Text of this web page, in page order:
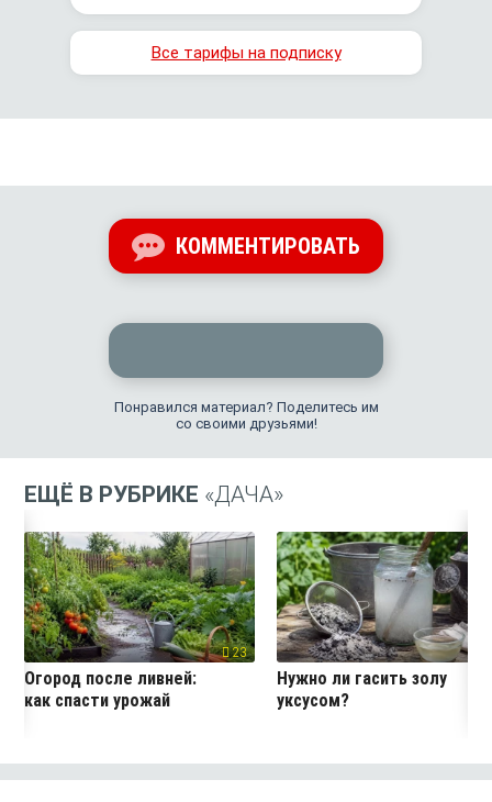
Все тарифы на подписку
КОММЕНТИРОВАТЬ
Понравился материал? Поделитесь им
со своими друзьями!
ЕЩЁ В РУБРИКЕ «ДАЧА»
23
Огород после ливней:
как спасти урожай
Нужно ли гасить золу
уксусом?